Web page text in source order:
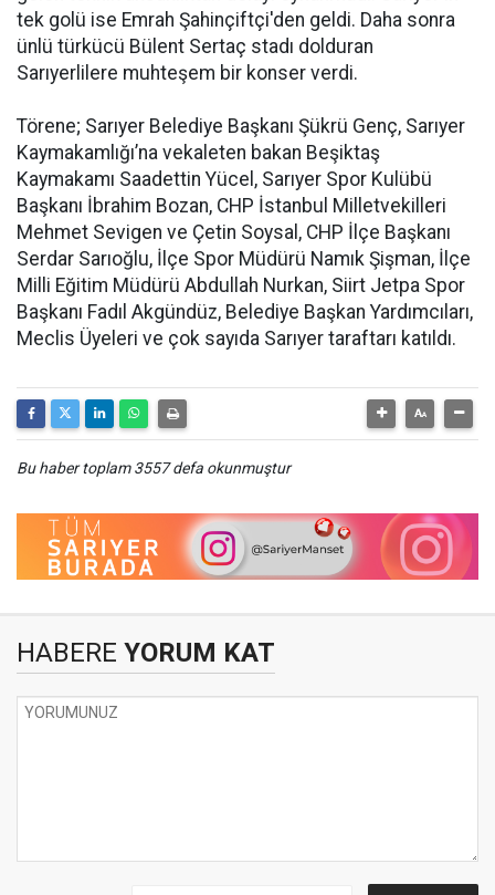
tek golü ise Emrah Şahinçiftçi'den geldi. Daha sonra
ünlü türkücü Bülent Sertaç stadı dolduran
Sarıyerlilere muhteşem bir konser verdi.
Törene; Sarıyer Belediye Başkanı Şükrü Genç, Sarıyer
Kaymakamlığı’na vekaleten bakan Beşiktaş
Kaymakamı Saadettin Yücel, Sarıyer Spor Kulübü
Başkanı İbrahim Bozan, CHP İstanbul Milletvekilleri
Mehmet Sevigen ve Çetin Soysal, CHP İlçe Başkanı
Serdar Sarıoğlu, İlçe Spor Müdürü Namık Şişman, İlçe
Milli Eğitim Müdürü Abdullah Nurkan, Siirt Jetpa Spor
Başkanı Fadıl Akgündüz, Belediye Başkan Yardımcıları,
Meclis Üyeleri ve çok sayıda Sarıyer taraftarı katıldı.
Bu haber toplam 3557 defa okunmuştur
HABERE YORUM KAT